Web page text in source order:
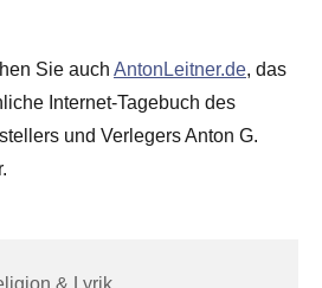
Sie auch AntonLeitner.de, das
Internet-Tagebuch des
und Verlegers Anton G.